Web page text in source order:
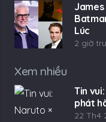
James
Lúc
2 giờ
Xem nhiều
Tin
phát
22 Th4